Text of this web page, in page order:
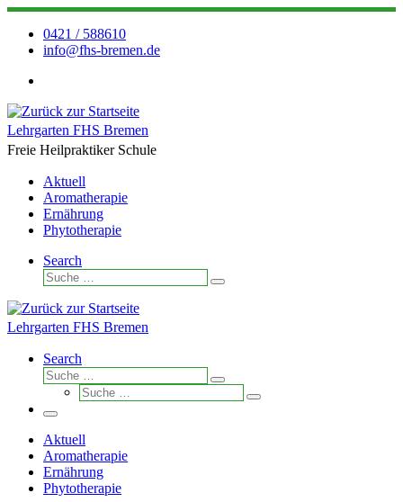
Zum
Inhalt
springen
0421 / 588610
info@fhs-bremen.de
Lehrgarten FHS Bremen
Freie Heilpraktiker Schule
Aktuell
Aromatherapie
Ernährung
Phytotherapie
Search
Suche
Suche
Lehrgarten FHS Bremen
Search
Suche
Suche
…
Suche
Suche
Menü
Aktuell
Aromatherapie
Ernährung
Phytotherapie